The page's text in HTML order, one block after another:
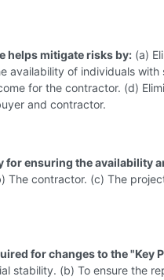
helps mitigate risks by: (a)
availability of individuals
for the contractor. (d)
and contractor.
ensuring the availability
The contractor. (c) The
for changes to the "Key
stability. (b) To ensure the